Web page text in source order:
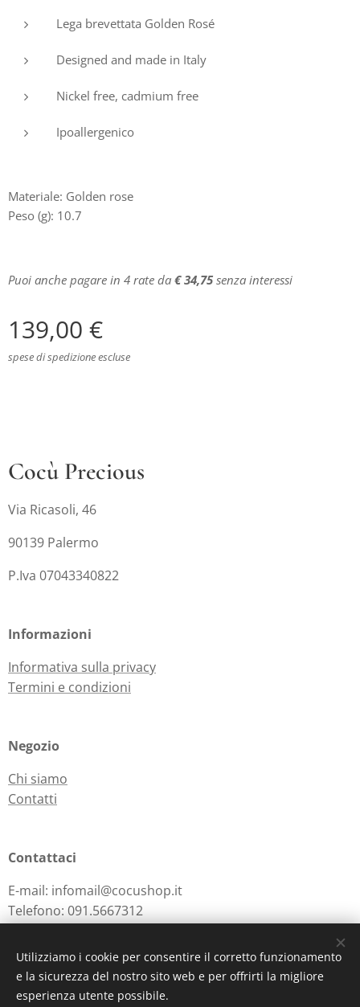
Lega brevettata Golden Rosé
Designed and made in Italy
Nickel free, cadmium free
Ipoallergenico
Materiale: Golden rose
Peso (g): 10.7
Puoi anche pagare in 4 rate da € 34,75senza interessi
139,00 €
spese di spedizione escluse
Cocù Precious
Via Ricasoli, 46
90139 Palermo
P.Iva 07043340822
Informazioni
Informativa sulla privacy
Termini e condizioni
Negozio
Chi siamo
Contatti
Contattaci
E-mail: infomail@cocushop.it
Telefono: 091.5667312
Powered byWebnode Cookies
Utilizziamo i cookie per consentire il corretto funzionamento
e la sicurezza del nostro sito web e per offrirti la migliore
esperienza utente possibile.